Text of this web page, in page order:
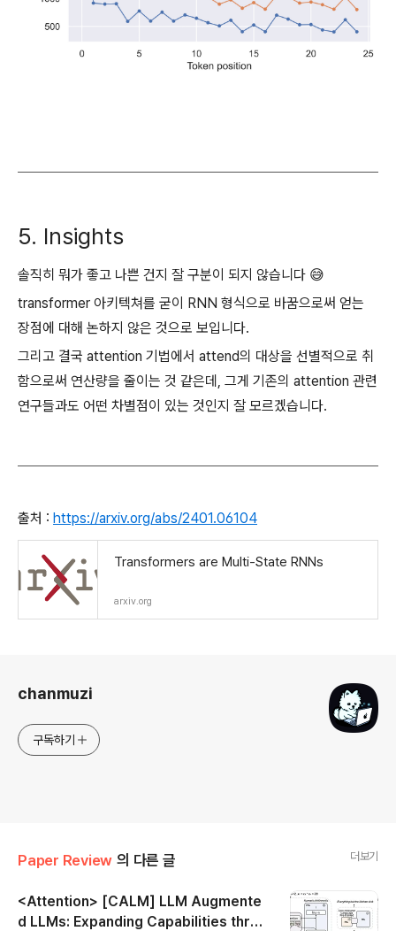
5. Insights
솔직히 뭐가 좋고 나쁜 건지 잘 구분이 되지 않습니다 😅
transformer 아키텍쳐를 굳이 RNN 형식으로 바꿈으로써 얻는
장점에 대해 논하지 않은 것으로 보입니다.
그리고 결국 attention 기법에서 attend의 대상을 선별적으로 취
함으로써 연산량을 줄이는 것 같은데, 그게 기존의 attention 관련
연구들과도 어떤 차별점이 있는 것인지 잘 모르겠습니다.
출처 : https://arxiv.org/abs/2401.06104
Transformers are Multi-State RNNs
arxiv.org
chanmuzi
구독하기
Paper Review 의 다른 글 더보기
<Attention> [CALM] LLM Augmente
d LLMs: Expanding Capabilities throu